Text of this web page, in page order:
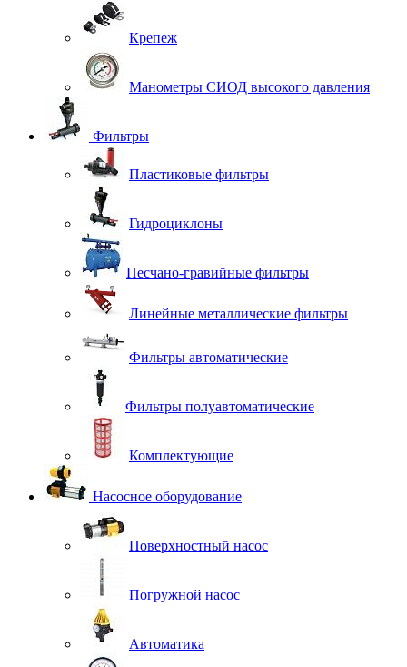
Крепеж
Манометры СИОД высокого давления
Фильтры
Пластиковые фильтры
Гидроциклоны
Песчано-гравийные фильтры
Линейные металлические фильтры
Фильтры автоматические
Фильтры полуавтоматические
Комплектующие
Насосное оборудование
Поверхностный насос
Погружной насос
Автоматика